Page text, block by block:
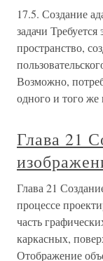
17.5. Создание
задачи
пространство,
Возможно,
одного и того же
Глава 21
Глава 21
процессе
часть
каркасных,
Отображение